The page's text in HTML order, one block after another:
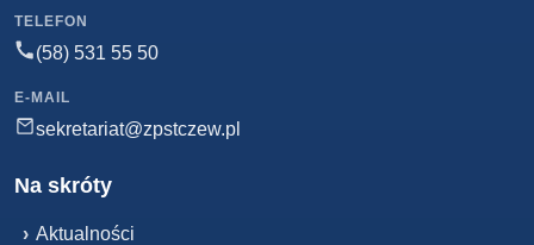
TELEFON
(58) 531 55 50
E-MAIL
sekretariat@zpstczew.pl
Na skróty
› Aktualności